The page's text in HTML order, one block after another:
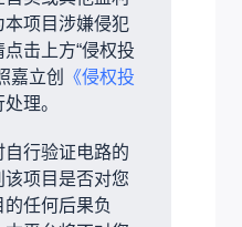
项目涉嫌侵犯
击上方“侵权投
嘉立创
《侵权投
理。
行验证电路的
项目是否对您
任何后果负